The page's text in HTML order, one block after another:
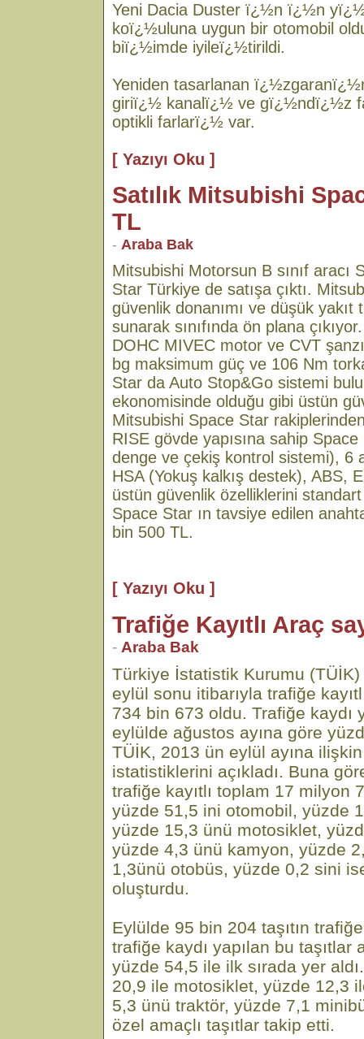
Yeni Dacia Duster ï¿½n ï¿½n
koï¿½uluna uygun bir otomobil
biï¿½imde iyileï¿½tirildi.
Yeniden tasarlanan
giriï¿½ kanalï¿½ ve gï¿½ndï¿½z
optikli farlarï¿½ var.
[ Yazıyı Oku ]
Satılık Mitsubishi
TL
- Araba Bak
Mitsubishi Motorsun B sınıf aracı
Star Türkiye de satışa çıktı.
güvenlik donanımı ve düşük yakıt
sunarak sınıfında ön plana
DOHC MIVEC motor ve CVT
bg maksimum güç ve 106 Nm
Star da Auto Stop&Go sistemi
ekonomisinde olduğu gibi üstün
Mitsubishi Space Star
RISE gövde yapısına sahip
denge ve çekiş kontrol sistemi), 6
HSA (Yokuş kalkış destek), ABS,
üstün güvenlik özelliklerini
Space Star ın tavsiye edilen
bin 500 TL.
[ Yazıyı Oku ]
Trafiğe Kayıtlı Araç
- Araba Bak
Türkiye İstatistik Kurumu
eylül sonu itibarıyla trafiğe
734 bin 673 oldu. Trafiğe kaydı
eylülde ağustos ayına göre
TÜİK, 2013 ün eylül ayına
istatistiklerini açıkladı. Buna
trafiğe kayıtlı toplam 17 milyon
yüzde 51,5 ini otomobil, yüzde
yüzde 15,3 ünü motosiklet,
yüzde 4,3 ünü kamyon, yüzde
1,3ünü otobüs, yüzde 0,2 sini
oluşturdu.
Eylülde 95 bin 204 taşıtın
trafiğe kaydı yapılan bu taşıtlar
yüzde 54,5 ile ilk sırada yer
20,9 ile motosiklet, yüzde 12,3
5,3 ünü traktör, yüzde 7,1
özel amaçlı taşıtlar takip etti.